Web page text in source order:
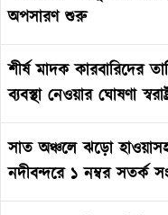
অপসারণ শুরু
শীর্ষ মাদক কারবারিদের
ব্যবস্থা নেওয়ার ঘোষণা
সাত অঞ্চলে ঝড়ো হাওয়াসহ
নদীবন্দরে ১ নম্বর সতর্ক